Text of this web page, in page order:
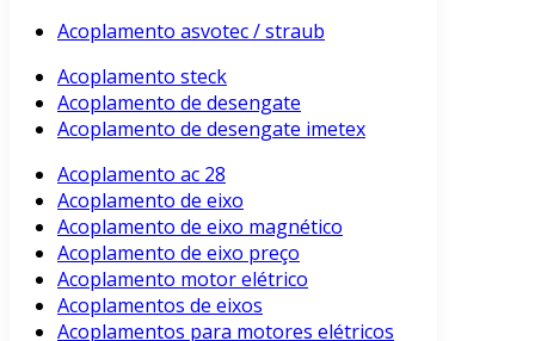
Acoplamento asvotec / straub
Acoplamento steck
Acoplamento de desengate
Acoplamento de desengate imetex
Acoplamento ac 28
Acoplamento de eixo
Acoplamento de eixo magnético
Acoplamento de eixo preço
Acoplamento motor elétrico
Acoplamentos de eixos
Acoplamentos para motores elétricos